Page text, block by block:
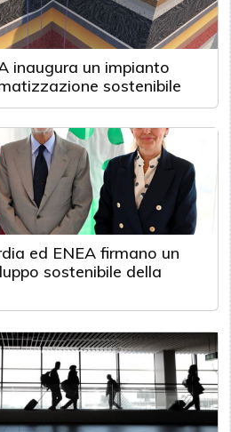
inaugura un impianto
sostenibile
ed ENEA firmano un
sostenibile della